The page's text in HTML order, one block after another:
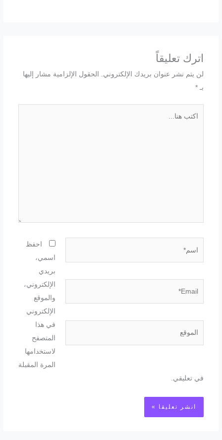
اترك تعليقاً
لن يتم نشر عنوان بريدك الإلكتروني.
الحقول الإلزامية مشار إليها
بـ *
احفظ
اسمي،
بريدي
الإلكتروني،
والموقع
الإلكتروني
في هذا
المتصفح
لاستخدامها
المرة المقبلة
في تعليقي.